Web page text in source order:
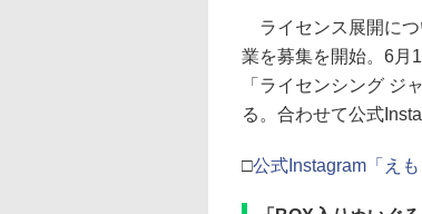
ライセンス展開につ
業を募集を開始。6月
「ライセンシング ジ
る。合わせて公式
□公式Instagram「え